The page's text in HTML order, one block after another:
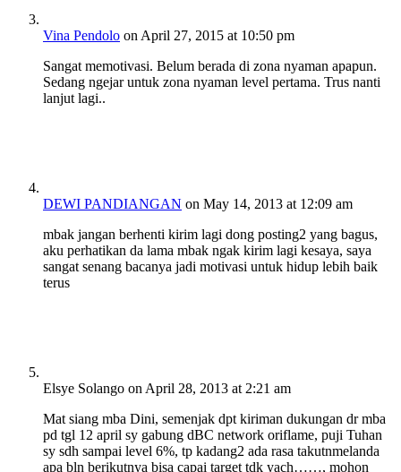
Vina Pendolo on April 27, 2015 at 10:50 pm
Sangat memotivasi. Belum berada di zona nyaman apapun.
Sedang ngejar untuk zona nyaman level pertama. Trus nanti
lanjut lagi..
DEWI PANDIANGAN on May 14, 2013 at 12:09 am
mbak jangan berhenti kirim lagi dong posting2 yang bagus,
aku perhatikan da lama mbak ngak kirim lagi kesaya, saya
sangat senang bacanya jadi motivasi untuk hidup lebih baik
terus
Elsye Solango on April 28, 2013 at 2:21 am
Mat siang mba Dini, semenjak dpt kiriman dukungan dr mba
pd tgl 12 april sy gabung dBC network oriflame, puji Tuhan
sy sdh sampai level 6%, tp kadang2 ada rasa takutnmelanda
apa bln berikutnya bisa capai target tdk yach……, mohon